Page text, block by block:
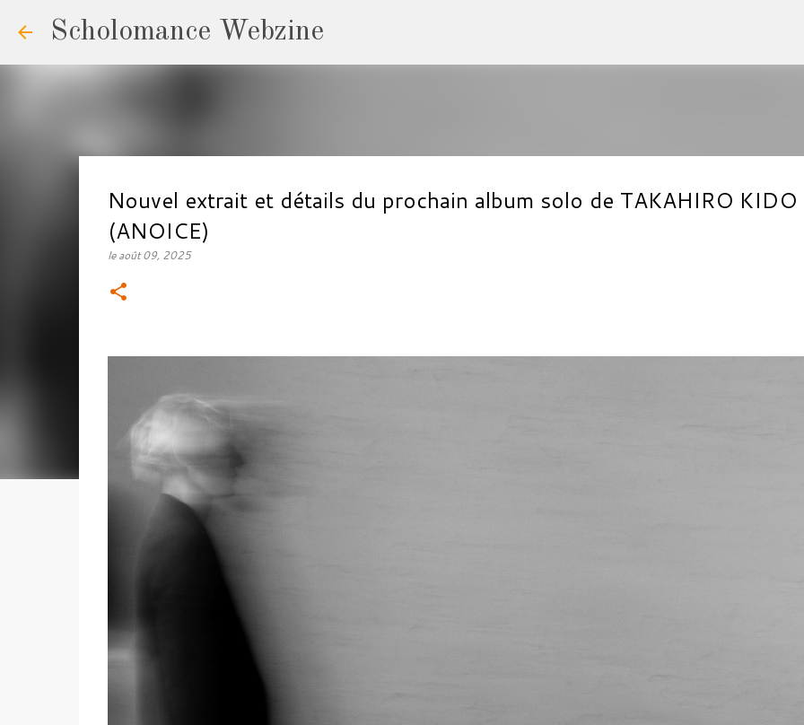
Scholomance Webzine
Nouvel extrait et détails du prochain album solo de TAKAHIRO KIDO
(ANOICE)
leaoût 09, 2025